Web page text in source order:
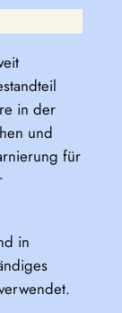
in der
und
für
in